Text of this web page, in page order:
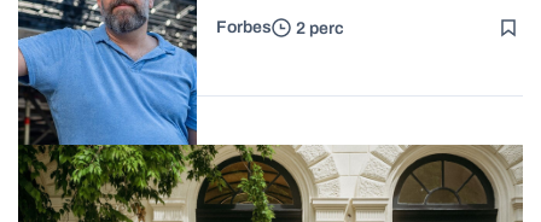
Forbes-sztori
Társadalom
Forbes 2 perc